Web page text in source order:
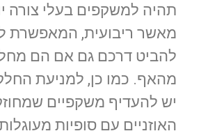
תהיה למשקפים בעלי צורה
מאשר ריבועית, המאפשרת
להביט דרכם גם אם הם
מהאף. כמו כן, למניעת
יש להעדיף משקפיים
האוזניים עם סופיות